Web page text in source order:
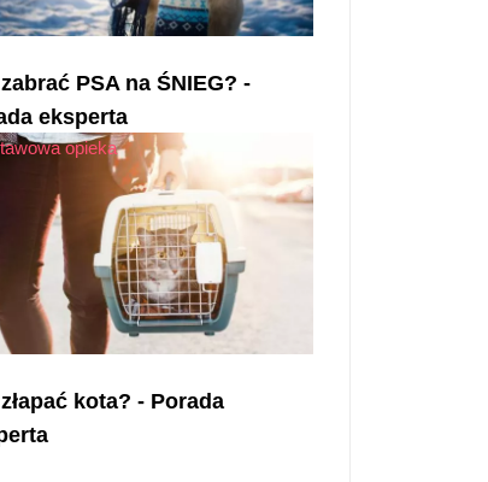
PSA na ŚNIEG? -
eksperta
opieka
kota? - Porada